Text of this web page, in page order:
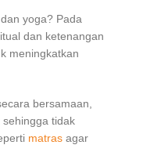
yoga? Pada
dan ketenangan
meningkatkan
bersamaan,
tidak
matras agar